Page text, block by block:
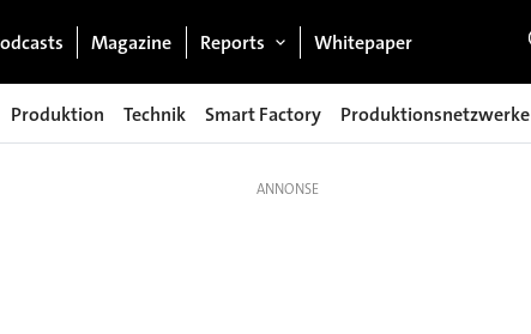
Magazine Reports Whitepaper
Produktion Technik Smart Factory Produktionsnetzwerke